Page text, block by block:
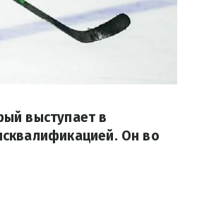
выступает в
Он во